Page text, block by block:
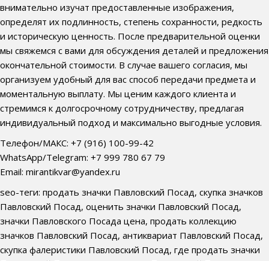
внимательно изучат предоставленные изображения,
определят их подлинность, степень сохранности, редкость
и историческую ценность. После предварительной оценки
мы свяжемся с вами для обсуждения деталей и предложения
окончательной стоимости. В случае вашего согласия, мы
организуем удобный для вас способ передачи предмета и
моментальную выплату. Мы ценим каждого клиента и
стремимся к долгосрочному сотрудничеству, предлагая
индивидуальный подход и максимально выгодные условия.
Телефон/МАКС: +7 (916) 100-99-42
WhatsApp/Telegram: +7 999 780 67 79
Email: mirantikvar@yandex.ru
seo-теги: продать значки Павловский Посад, скупка значков
Павловский Посад, оценить значки Павловский Посад,
значки Павловского Посада цена, продать коллекцию
значков Павловский Посад, антиквариат Павловский Посад,
скупка фалеристики Павловский Посад, где продать значки